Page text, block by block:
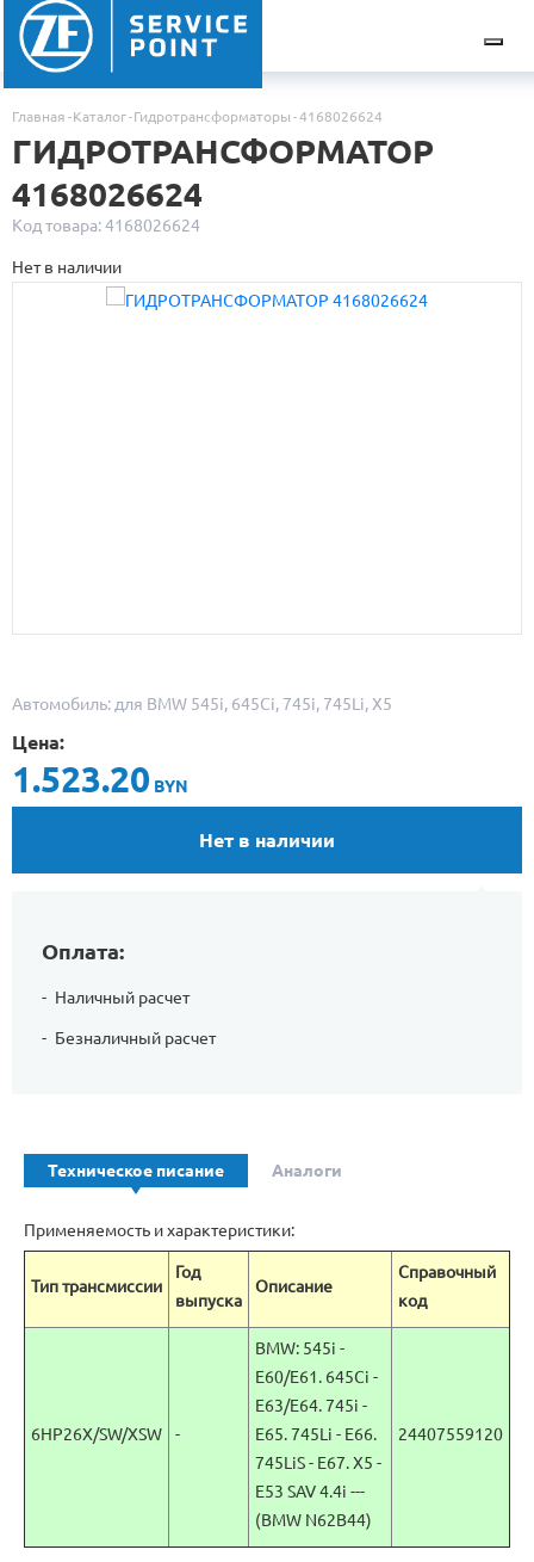
Главная Каталог Гидротрансформаторы 4168026624
ГИДРОТРАНСФОРМАТОР
4168026624
Код товара: 4168026624
Нет в наличии
Автомобиль: для BMW 545i, 645Ci, 745i, 745Li, X5
Цена:
1.523.20 BYN
Нет в наличии
Оплата:
Наличный расчет
Безналичный расчет
Техническое писание Аналоги
Применяемость и характеристики:
Тип трансмиссии
Год
выпуска
Описание
Справочный
код
6HP26X/SW/XSW -
BMW: 545i -
E60/E61. 645Ci -
E63/E64. 745i -
E65. 745Li - E66.
745LiS - E67. X5 -
E53 SAV 4.4i ---
(BMW N62B44)
24407559120